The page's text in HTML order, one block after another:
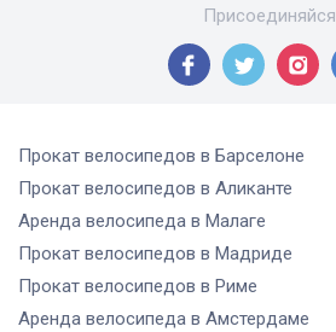
Присоединяйся
Прокат велосипедов в Барселоне
Прокат велосипедов в Аликанте
Аренда велосипеда в Малаге
Прокат велосипедов в Мадриде
Прокат велосипедов в Риме
Аренда велосипеда в Амстердаме